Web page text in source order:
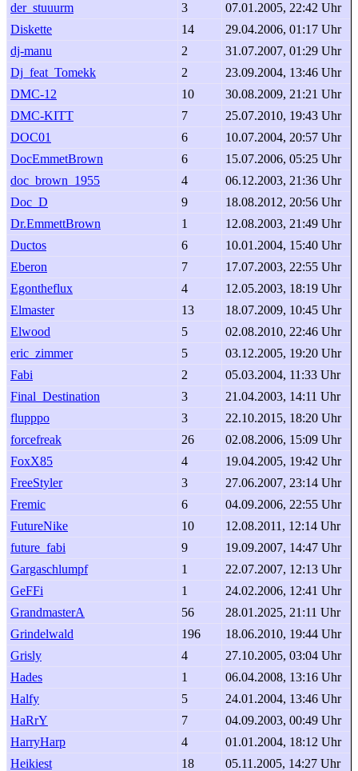
der_stuuurm
3
07.01.2005, 22:42 Uhr
Diskette
14
29.04.2006, 01:17 Uhr
dj-manu
2
31.07.2007, 01:29 Uhr
Dj_feat_Tomekk
2
23.09.2004, 13:46 Uhr
DMC-12
10
30.08.2009, 21:21 Uhr
DMC-KITT
7
25.07.2010, 19:43 Uhr
DOC01
6
10.07.2004, 20:57 Uhr
DocEmmetBrown
6
15.07.2006, 05:25 Uhr
doc_brown_1955
4
06.12.2003, 21:36 Uhr
Doc_D
9
18.08.2012, 20:56 Uhr
Dr.EmmettBrown
1
12.08.2003, 21:49 Uhr
Ductos
6
10.01.2004, 15:40 Uhr
Eberon
7
17.07.2003, 22:55 Uhr
Egontheflux
4
12.05.2003, 18:19 Uhr
Elmaster
13
18.07.2009, 10:45 Uhr
Elwood
5
02.08.2010, 22:46 Uhr
eric_zimmer
5
03.12.2005, 19:20 Uhr
Fabi
2
05.03.2004, 11:33 Uhr
Final_Destination
3
21.04.2003, 14:11 Uhr
flupppo
3
22.10.2015, 18:20 Uhr
forcefreak
26
02.08.2006, 15:09 Uhr
FoxX85
4
19.04.2005, 19:42 Uhr
FreeStyler
3
27.06.2007, 23:14 Uhr
Fremic
6
04.09.2006, 22:55 Uhr
FutureNike
10
12.08.2011, 12:14 Uhr
future_fabi
9
19.09.2007, 14:47 Uhr
Gargaschlumpf
1
22.07.2007, 12:13 Uhr
GeFFi
1
24.02.2006, 12:41 Uhr
GrandmasterA
56
28.01.2025, 21:11 Uhr
Grindelwald
196
18.06.2010, 19:44 Uhr
Grisly
4
27.10.2005, 03:04 Uhr
Hades
1
06.04.2008, 13:16 Uhr
Halfy
5
24.01.2004, 13:46 Uhr
HaRrY
7
04.09.2003, 00:49 Uhr
HarryHarp
4
01.01.2004, 18:12 Uhr
Heikiest
18
05.11.2005, 14:27 Uhr